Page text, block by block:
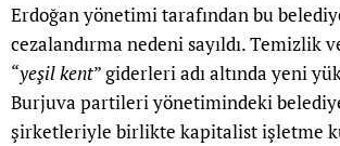
Erdoğan yönetimi tarafından bu
cezalandırma nedeni sayıldı. Temizlik
“yeşil kent” giderleri adı altında yeni
Burjuva partileri yönetimindeki
şirketleriyle birlikte kapitalist işletme